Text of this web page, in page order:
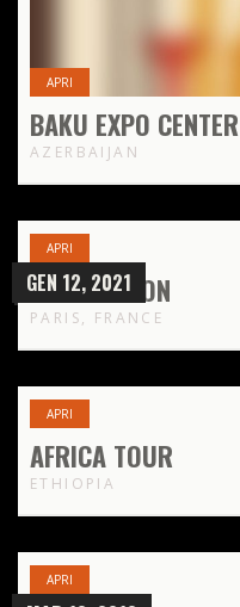
APRI
BAKU EXPO CENTER
AZERBAIJAN
APRI
GEN 12, 2021
LIVE SESSION
PARIS, FRANCE
APRI
AFRICA TOUR
ETHIOPIA
APRI